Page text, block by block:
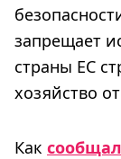
запрещает
страны ЕС
хозяйство
Как сообщал